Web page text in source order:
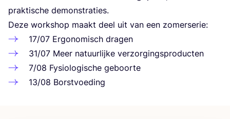
prak­ti­sche demonstraties.
Deze work­shop maakt deel uit van een zomerserie:
17/07 Ergo­no­misch dragen
31/07 Meer natuur­lij­ke verzorgingsproducten
7/08 Fysi­o­lo­gi­sche geboorte
13/08 Borst­voe­ding